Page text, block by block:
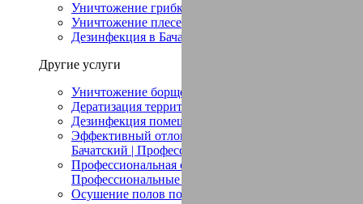
Уничтожение грибка в Бачатский
Уничтожение плесени в Бачатский
Дезинфекция в Бачатский
Другие услуги
Уничтожение борщевика в Бачатский
Дератизация территории в Бачатский
Дезинфекция помещений в Бачатский
Эффективный отлов птиц в помещении в
Бачатский | Профессиональные услуги
Профессиональная сушка в Бачатский (Просушка)|
Профессиональные услуги
Осушение полов после потопа в Бачатский